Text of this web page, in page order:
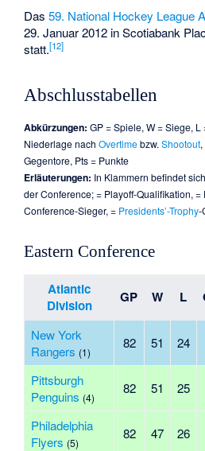
Das59. National Hockey League
29. Januar 2012 inScotiabank
statt.[12]
Abschlusstabellen
Abkürzungen: GP = Spiele, W = Siege,
Niederlage nachOvertimebzw.Shootout
Gegentore, Pts = Punkte
Erläuterungen: In Klammern befindet
der Conference; = Playoff-Qualifikation,
Conference-Sieger, = Presidents’-Trophy-
Eastern Conference
Atlantic
Division
GP W L
New York
Rangers (1)
82 51 24
Pittsburgh
Penguins (4)
82 51 25
Philadelphia
Flyers (5)
82 47 26